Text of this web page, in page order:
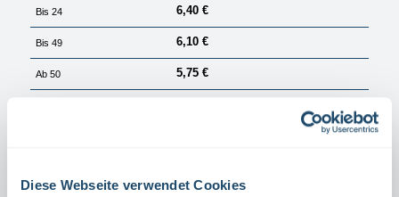
Diese Webseite verwendet Cookies
Bis24 6,40 €
Bis49 6,10 €
Ab50 5,75 €